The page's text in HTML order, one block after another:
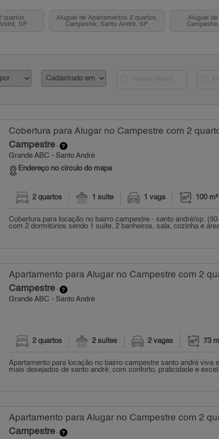
quartos,
SP
Aluguel de Apartamentos 2 quartos,
Campestre, Santo André, SP
Aluguel
Cobertura para Alugar no Campestre com 2
Campestre-
Grande ABC - Santo André
Endereço no círculo do mapa
2 quartos 1 suíte 1 vaga 100 m²
Cobertura para locação no bairro campestre - santo andré/sp.
com 2 dormitórios sendo 1 suíte, 2 banheiros, sala, cozinha e
Apartamento para Alugar no Campestre com 2
Campestre-
Grande ABC - Santo André
2 quartos 2 suítes 2 vagas 73
Apartamento para locação no bairro campestre santo andré viva
mais desejados de santo andré, com conforto, praticidade e
Apartamento para Alugar no Campestre com 2
Campestre-